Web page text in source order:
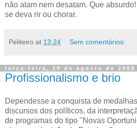
não atam nem desatam. Que
se deva rir ou chorar.
Peliteiro at 13:24 Sem comentários:
terça-feira, 19 de agosto de 2008
Profissionalismo e brio
Dependesse a conquista de
discursos dos políticos, da
de programas do tipo "Novas